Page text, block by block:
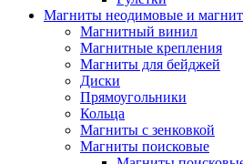
Магниты неодимовые и
Магнитный винил
Магнитные крепления
Магниты для бейджей
Диски
Прямоугольники
Кольца
Магниты с зенковкой
Магниты поисковые